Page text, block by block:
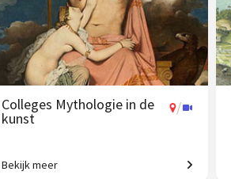
Colleges Mythologie in de
kunst
/
Griekse en Romeinse goden bewijzen
Bekijk meer